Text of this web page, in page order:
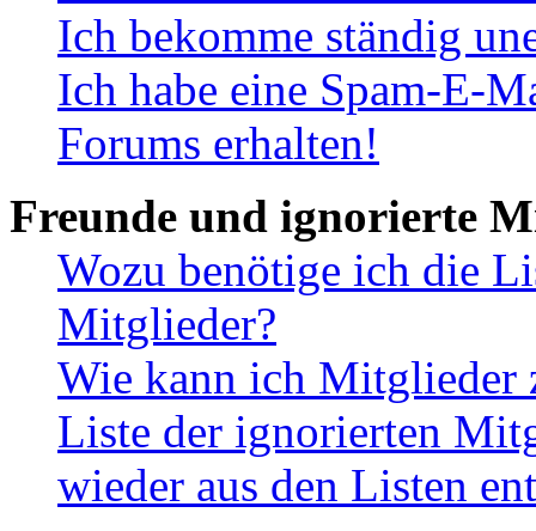
Ich bekomme ständig
Ich habe eine Spam-E-
Forums erhalten!
Freunde und ignorierte
Wozu benötige ich die
Mitglieder?
Wie kann ich Mitglieder
Liste der ignorierten
wieder aus den Listen